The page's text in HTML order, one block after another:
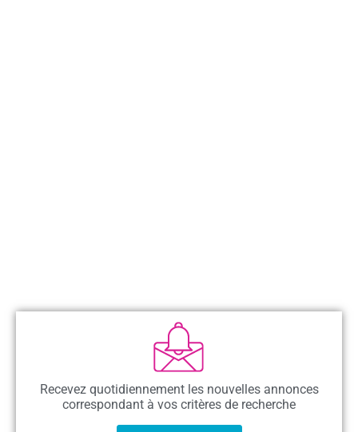
Recevez quotidiennement les nouvelles annonces
correspondant à vos critères de recherche